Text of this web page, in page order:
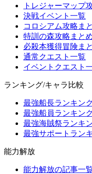
トレジャーマップ
決戦イベント一覧
コロシアム攻略ま
特訓の森攻略まと
必殺本獲得冒険ま
通常クエスト一覧
イベントクエスト
ランキング/キャラ比較
最強船長ランキン
最強船員ランキン
最強海賊祭ランキ
最強サポートラン
能力解放
能力解放の記事一